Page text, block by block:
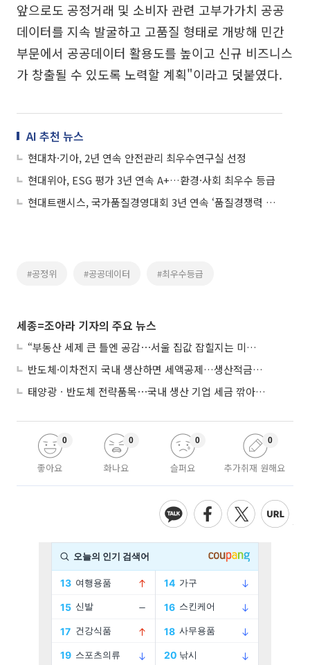
앞으로도 공정거래 및 소비자 관련 고부가가치 공공
데이터를 지속 발굴하고 고품질 형태로 개방해 민간
부문에서 공공데이터 활용도를 높이고 신규 비즈니스
가 창출될 수 있도록 노력할 계획"이라고 덧붙였다.
AI 추천 뉴스
현대차·기아, 2년 연속 안전관리 최우수연구실 선정
현대위아, ESG 평가 3년 연속 A+…환경·사회 최우수 등급
현대트랜시스, 국가품질경영대회 3년 연속 ‘품질경쟁력 우수기업’ 선정
#공정위 #공공데이터 #최우수등급
세종=조아라 기자의 주요 뉴스
“부동산 세제 큰 틀엔 공감⋯서울 집값 잡힐지는 미지수”
반도체·이차전지 국내 생산하면 세액공제…생산적금융 ISA 신설
태양광ㆍ반도체 전략품목⋯국내 생산 기업 세금 깎아준다
좋아요
0
화나요
0
슬퍼요
0
추가취재 원해요
0